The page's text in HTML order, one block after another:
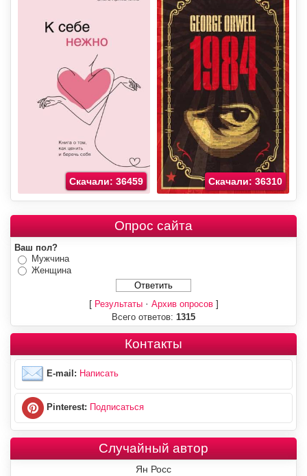
Скачали: 36459 Скачали: 36310
Опрос сайта
Ваш пол?
Мужчина
Женщина
[ Результаты· Архив опросов]
Всего ответов: 1315
Контакты
E-mail: Написать
Pinterest: Подписаться
Случайный автор
Ян Росс